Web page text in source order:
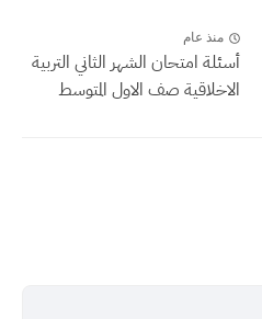
منذ عام
أسئلة امتحان الشهر الثاني التربية
الاخلاقية صف الاول المتوسط